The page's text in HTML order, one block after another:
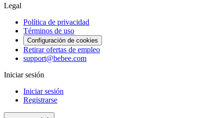
Legal
Política de privacidad
Términos de uso
Configuración de cookies
Retirar ofertas de empleo
support@bebee.com
Iniciar sesión
Iniciar sesión
Registrarse